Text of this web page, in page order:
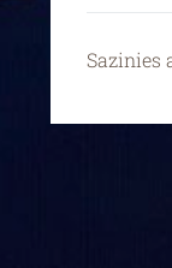
Sazinies